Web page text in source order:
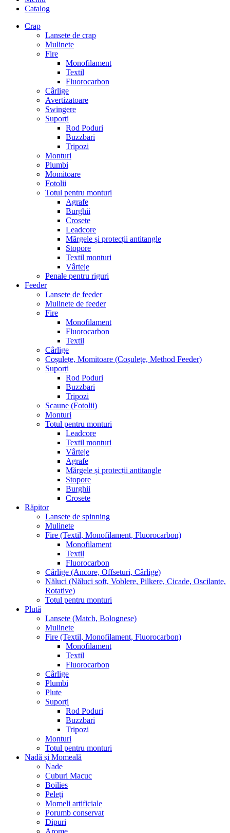
Catalog
Crap
Lansete de crap
Mulinete
Fire
Monofilament
Textil
Fluorocarbon
Cârlige
Avertizatoare
Swingere
Suporți
Rod Poduri
Buzzbari
Tripozi
Monturi
Plumbi
Momitoare
Fotolii
Totul pentru monturi
Agrafe
Burghii
Crosete
Leadcore
Mărgele și protecții antitangle
Stopore
Textil monturi
Vârteje
Penale pentru riguri
Feeder
Lansete de feeder
Mulinete de feeder
Fire
Monofilament
Fluorocarbon
Textil
Cârlige
Coșulețe, Momitoare (Coșulețe, Method Feeder)
Suporți
Rod Poduri
Buzzbari
Tripozi
Scaune (Fotolii)
Monturi
Totul pentru monturi
Leadcore
Textil monturi
Vârteje
Agrafe
Mărgele și protecții antitangle
Stopore
Burghii
Crosete
Răpitor
Lansete de spinning
Mulinete
Fire (Textil, Monofilament, Fluorocarbon)
Monofilament
Textil
Fluorocarbon
Cârlige (Ancore, Offseturi, Cârlige)
Năluci (Năluci soft, Voblere, Pilkere, Cicade, Oscilante,
Rotative)
Totul pentru monturi
Plută
Lansete (Match, Bolognese)
Mulinete
Fire (Textil, Monofilament, Fluorocarbon)
Monofilament
Textil
Fluorocarbon
Cârlige
Plumbi
Plute
Suporți
Rod Poduri
Buzzbari
Tripozi
Monturi
Totul pentru monturi
Nadă și Momeală
Nade
Cuburi Macuc
Boilies
Peleți
Momeli artificiale
Porumb conservat
Dipuri
Arome